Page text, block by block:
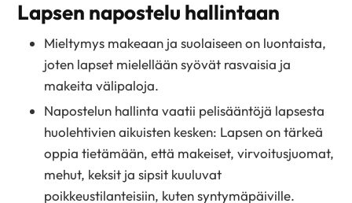
Lapsen napostelu hallintaan
Mieltymys makeaan ja suolaiseen on luontaista,
joten lapset mielellään syövät rasvaisia ja
makeita välipaloja.
Napostelun hallinta vaatii pelisääntöjä lapsesta
huolehtivien aikuisten kesken: Lapsen on tärkeä
oppia tietämään, että makeiset, virvoitusjuomat,
mehut, keksit ja sipsit kuuluvat
poikkeustilanteisiin, kuten syntymäpäiville.